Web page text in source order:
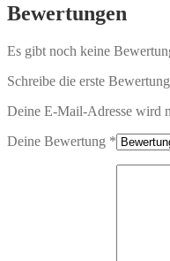
Bewertungen
Es gibt noch keine
Schreibe die erste
Deine E-Mail-Adresse wird
Deine Bewertung *